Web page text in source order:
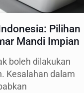
Pilihan
Mandi Impian
boleh dilakukan
Kesalahan dalam